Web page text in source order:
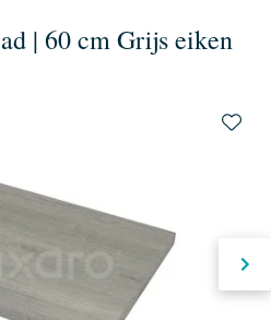
| 60 cm Grijs eiken